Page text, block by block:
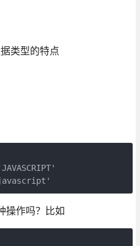
类型的特点
操作吗？比如